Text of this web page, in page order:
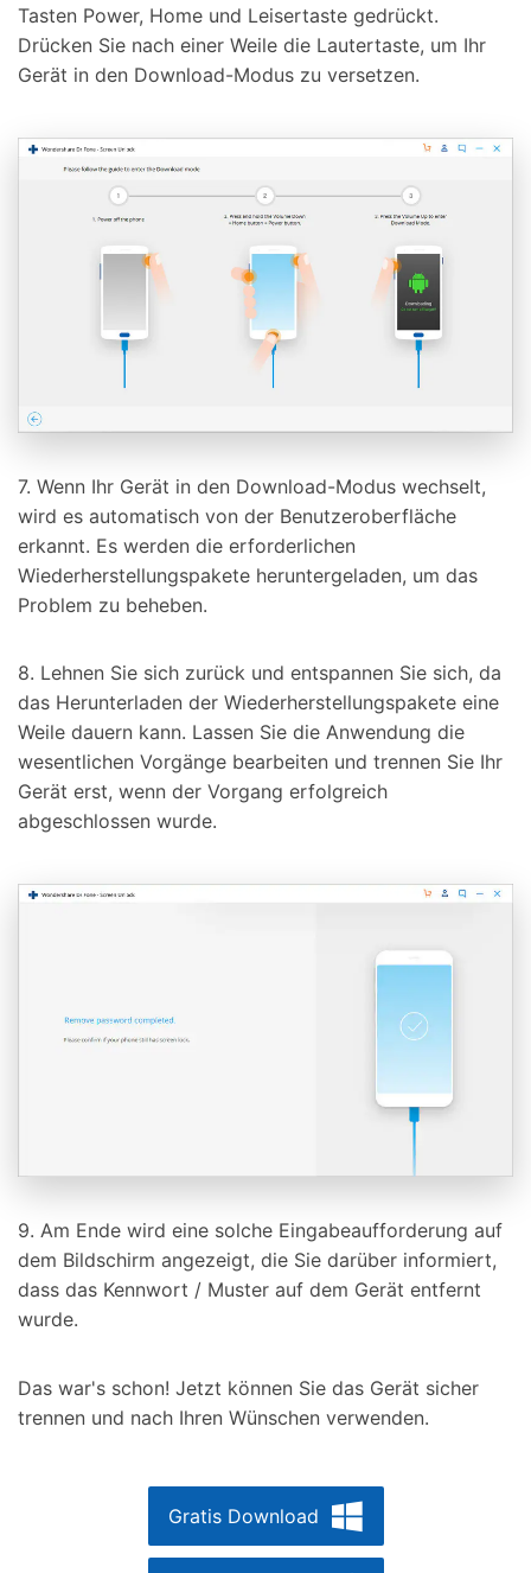
Tasten Power, Home und Leisertaste gedrückt.
Drücken Sie nach einer Weile die Lautertaste, um Ihr
Gerät in den Download-Modus zu versetzen.
7. Wenn Ihr Gerät in den Download-Modus wechselt,
wird es automatisch von der Benutzeroberfläche
erkannt. Es werden die erforderlichen
Wiederherstellungspakete heruntergeladen, um das
Problem zu beheben.
8. Lehnen Sie sich zurück und entspannen Sie sich, da
das Herunterladen der Wiederherstellungspakete eine
Weile dauern kann. Lassen Sie die Anwendung die
wesentlichen Vorgänge bearbeiten und trennen Sie Ihr
Gerät erst, wenn der Vorgang erfolgreich
abgeschlossen wurde.
9. Am Ende wird eine solche Eingabeaufforderung auf
dem Bildschirm angezeigt, die Sie darüber informiert,
dass das Kennwort / Muster auf dem Gerät entfernt
wurde.
Das war's schon! Jetzt können Sie das Gerät sicher
trennen und nach Ihren Wünschen verwenden.
Gratis Download